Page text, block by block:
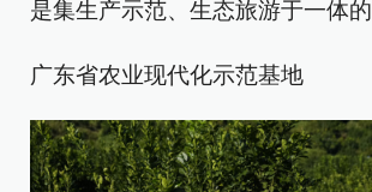
是集生产示范、生态旅游于一体的
广东省农业现代化示范基地